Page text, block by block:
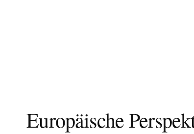
Europäische